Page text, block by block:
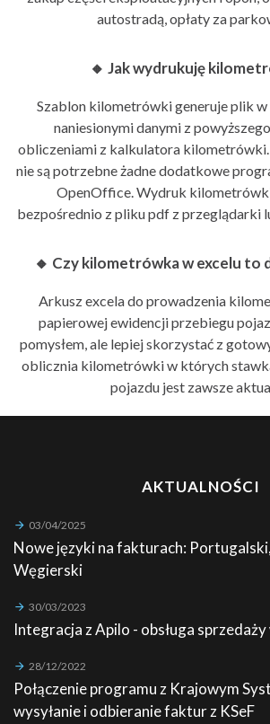
autostradą, opłaty za
🔸 Jak wydrukuję
Szablon kilometrówki generuje plik
naniesionymi danymi z
obliczeniami z kalkulatora
nie są potrzebne żadne dodatkowe
OpenOffice. Wydruk
bezpośrednio z pliku pdf z przeglądarki
🔸 Czy kilometrówka w excelu to
Arkusz excela do prowadzenia
papierowej ewidencji przebiegu
pomysłem, ale lepiej skorzystać z
oblicznia kilometrówki w których
pojazdu jest zawsze
AKTUALNOŚCI
03/04/2025
Nowe języki na fakturach:
Węgierski
30/03/2023
Integracja z Apilo - obsługa
28/12/2022
Połączenie programu z Krajowym
wysyłanie i odbieranie faktur z KSeF